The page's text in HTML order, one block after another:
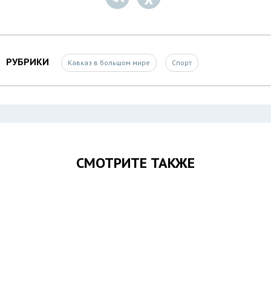
РУБРИКИ Кавказ в большом мире Спорт
СМОТРИТЕ ТАКЖЕ